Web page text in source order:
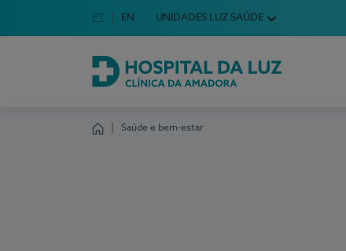
Escolha o seu idioma
Idioma em Português
PT English Language
EN UNIDADES LUZ SAÚDE
Hospital da Luz Clínica da Amadora
Saúde e bem-estar